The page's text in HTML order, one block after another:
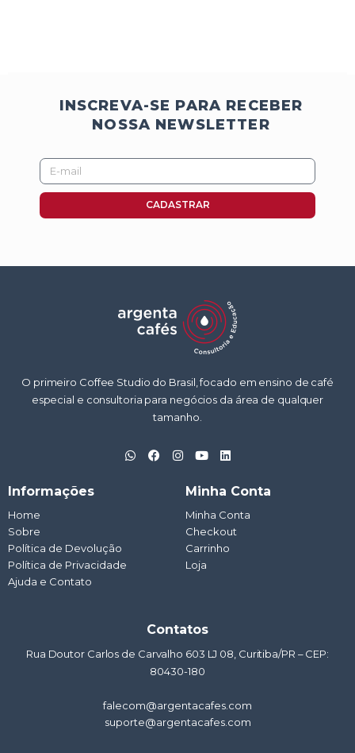
INSCREVA-SE PARA RECEBER
NOSSA NEWSLETTER
E-
mail
CADASTRAR
O primeiro Coffee Studio do Brasil, focado em ensino de café
especial e consultoria para negócios da área de qualquer
tamanho.
W
h
F
a
I
n
m
Y
o
t
u
b
e
L
i
e
d
i
n
Informações
Home
Sobre
Política de Devolução
Política de Privacidade
Ajuda e Contato
Minha Conta
Minha Conta
Checkout
Carrinho
Loja
Contatos
Rua Doutor Carlos de Carvalho 603 LJ 08, Curitiba/PR – CEP:
80430-180
falecom@argentacafes.com
suporte@argentacafes.com